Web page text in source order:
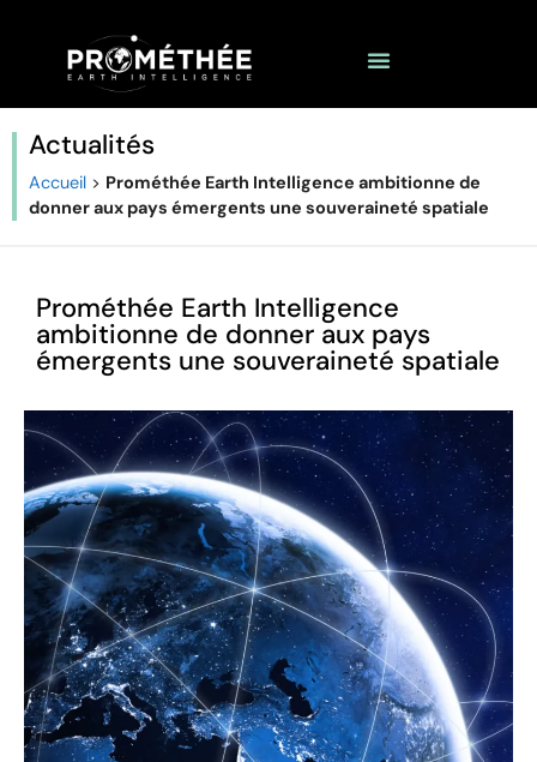
Actualités
Accueil > Prométhée Earth Intelligence ambitionne de
donner aux pays émergents une souveraineté spatiale
Prométhée Earth Intelligence
ambitionne de donner aux pays
émergents une souveraineté spatiale